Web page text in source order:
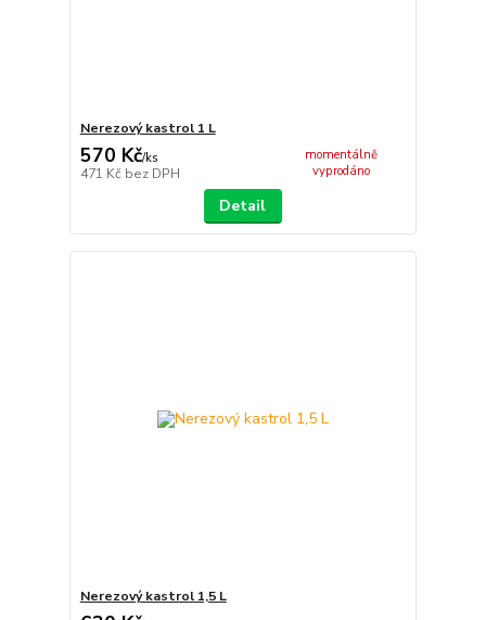
Nerezový kastrol 1 L
570 Kč/ks
471 Kč bez DPH
momentálně
vyprodáno
Detail
Nerezový kastrol 1,5 L